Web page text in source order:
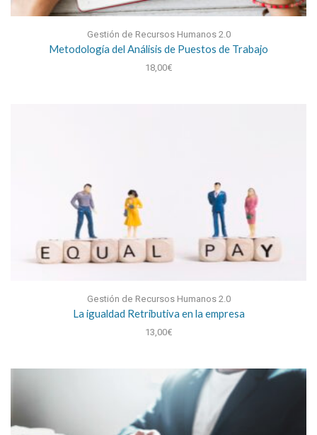
Gestión de Recursos Humanos 2.0
Metodología del Análisis de Puestos de Trabajo
18,00€
Gestión de Recursos Humanos 2.0
La igualdad Retributiva en la empresa
13,00€